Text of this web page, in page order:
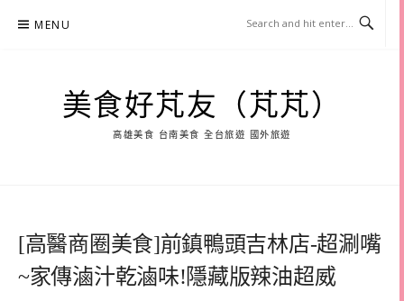
MENU
美食好芃友（芃芃）
高雄美食 台南美食 全台旅遊 國外旅遊
[高醫商圈美食]前鎮鴨頭吉林店-超涮嘴
~家傳滷汁乾滷味!隱藏版辣油超威